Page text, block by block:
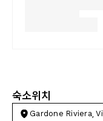
숙소위치
Gardone Riviera,